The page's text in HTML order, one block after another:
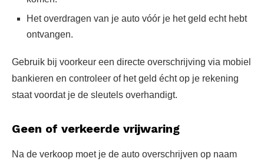
Het overdragen van je auto vóór je het geld echt hebt
ontvangen.
Gebruik bij voorkeur een directe overschrijving via mobiel
bankieren en controleer of het geld écht op je rekening
staat voordat je de sleutels overhandigt.
Geen of verkeerde vrijwaring
Na de verkoop moet je de auto overschrijven op naam